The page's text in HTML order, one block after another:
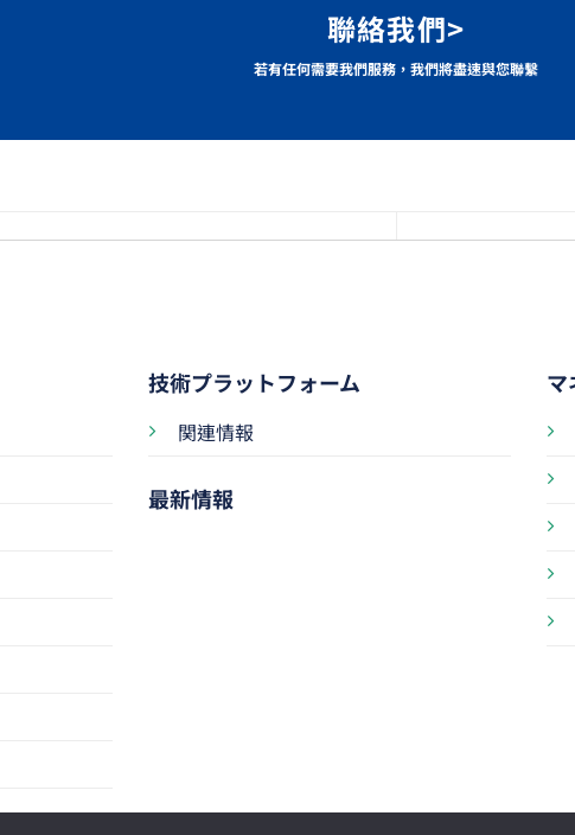
聯絡我們>
若有任何需要我們服務，我們將盡速與您聯繫
技術プラットフォーム
関連情報
最新情報
マ